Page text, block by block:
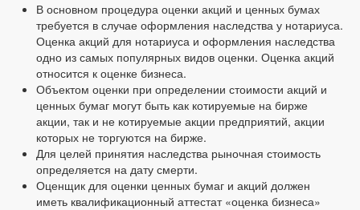
В основном процедура оценки акций и ценных бумах
требуется в случае оформления наследства у нотариуса.
Оценка акций для нотариуса и оформления наследства
одно из самых популярных видов оценки. Оценка акций
относится к оценке бизнеса.
Объектом оценки при определении стоимости акций и
ценных бумаг могут быть как котируемые на бирже
акции, так и не котируемые акции предприятий, акции
которых не торгуются на бирже.
Для целей принятия наследства рыночная стоимость
определяется на дату смерти.
Оценщик для оценки ценных бумаг и акций должен
иметь квалификационный аттестат «оценка бизнеса»